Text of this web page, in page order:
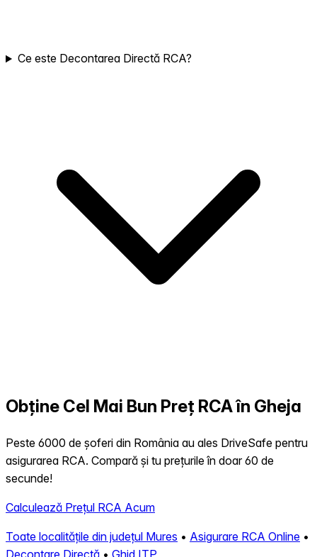
Ce este Decontarea Directă RCA?
Obține Cel Mai Bun Preț RCA în Gheja
Peste 6000 de șoferi din România au ales DriveSafe pentru
asigurarea RCA. Compară și tu prețurile în doar 60 de
secunde!
Calculează Prețul RCA Acum
Toate localitățile din județul Mures • Asigurare RCA Online •